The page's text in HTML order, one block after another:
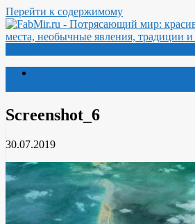
Перейти к содержимому
Screenshot_6
30.07.2019